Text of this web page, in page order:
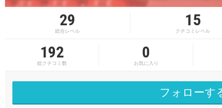
29
総合レベル
15
クチコミレベル
192
総クチコミ数
0
お気に入り
フォローす